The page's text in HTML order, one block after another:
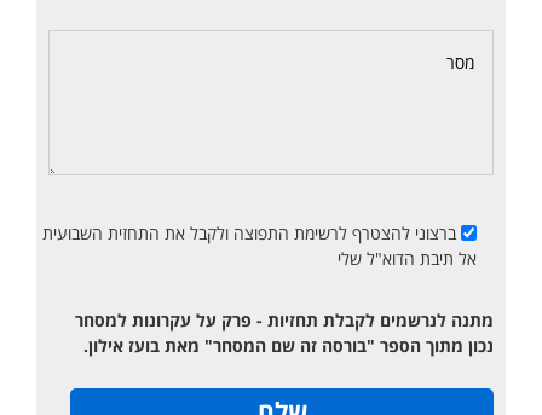
ברצוני להצטרף לרשימת התפוצה ולקבל את התחזית השבועית
אל תיבת הדוא"ל שלי
מתנה לנרשמים לקבלת תחזיות - פרק על עקרונות למסחר
נכון מתוך הספר "בורסה זה שם המסחר" מאת בועז אילון.